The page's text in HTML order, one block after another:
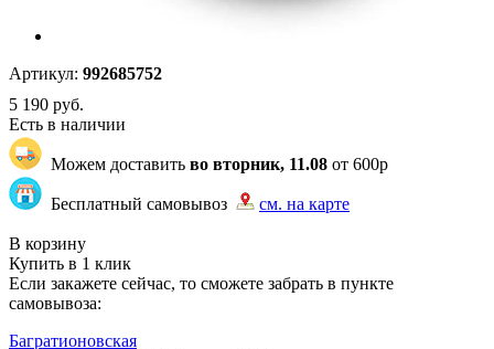
Артикул: 992685752
5 190 руб.
Есть в наличии
Можем доставить во вторник, 11.08 от 600р
Бесплатный самовывоз
см. на карте
В корзину
Купить в 1 клик
Если закажете сейчас, то сможете забрать в пункте
самовывоза:
Багратионовская